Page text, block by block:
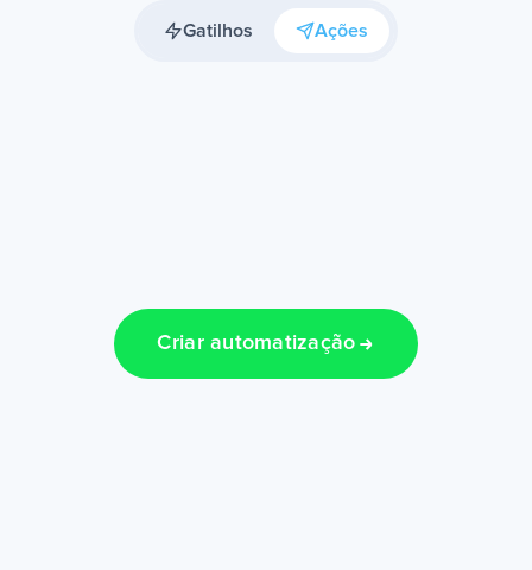
Gatilhos Ações
Criar automatização